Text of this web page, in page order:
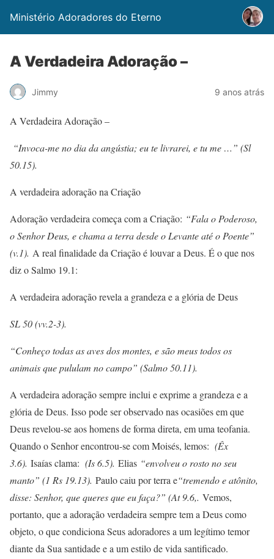
Ministério Adoradores do Eterno
A Verdadeira Adoração –
Jimmy 9 anos atrás
A Verdadeira Adoração –
“Invoca-me no dia da angústia; eu te livrarei, e tu me …” (Sl
50.15).
A verdadeira adoração na Criação
Adoração verdadeira começa com a Criação: “Fala o Poderoso,
o Senhor Deus, e chama a terra desde o Levante até o Poente”
(v.1). A real finalidade da Criação é louvar a Deus. É o que nos
diz o Salmo 19.1:
A verdadeira adoração revela a grandeza e a glória de Deus
SL 50 (vv.2-3).
“Conheço todas as aves dos montes, e são meus todos os
animais que pululam no campo” (Salmo 50.11).
A verdadeira adoração sempre inclui e exprime a grandeza e a
glória de Deus. Isso pode ser observado nas ocasiões em que
Deus revelou-se aos homens de forma direta, em uma teofania.
Quando o Senhor encontrou-se com Moisés, lemos: (Êx
3.6). Isaías clama: (Is 6.5). Elias “envolveu o rosto no seu
manto” (1 Rs 19.13). Paulo caiu por terra e“tremendo e atônito,
disse: Senhor, que queres que eu faça?” (At 9.6,. Vemos,
portanto, que a adoração verdadeira sempre tem a Deus como
objeto, o que condiciona Seus adoradores a um legítimo temor
diante da Sua santidade e a um estilo de vida santificado.